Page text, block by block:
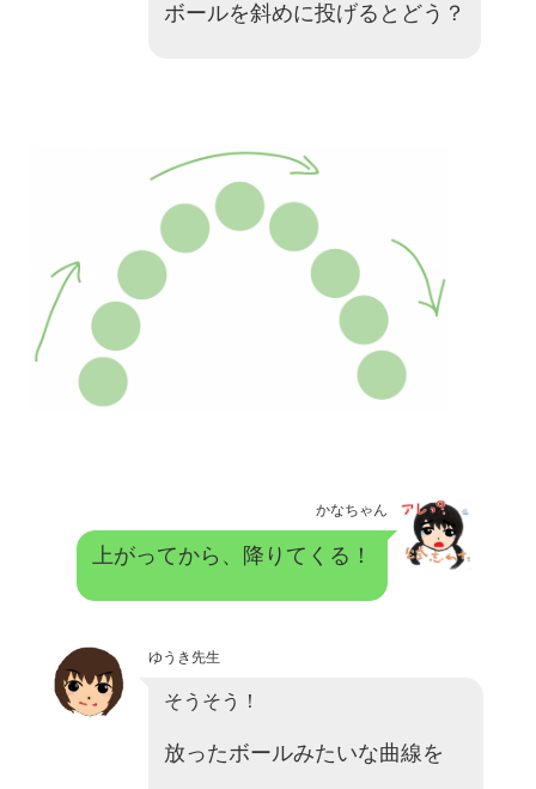
ボールを斜めに投げるとどう？
かなちゃん
上がってから、降りてくる！
ゆうき先生
そうそう！
放ったボールみたいな曲線を